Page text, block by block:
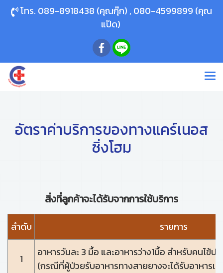
โทร. 089-8918438 (คุณกุ๊ก) , 080-4599899 (คุณ
แป๊ด)
อัตราค่าบริการของทางแคร์เนอส
ซิ่งโฮม
สิ่งที่ลูกค้าจะได้รับจากการใช้บริการ
ลำดับ รายการ
1
อาหารวันละ 3 มื้อ และอาหารว่าง1มื้อ สำหรับคนไข้ป
(กรณีที่ผู้ป่วยรับอาหารทางสายยางจะได้รับอาหารเ